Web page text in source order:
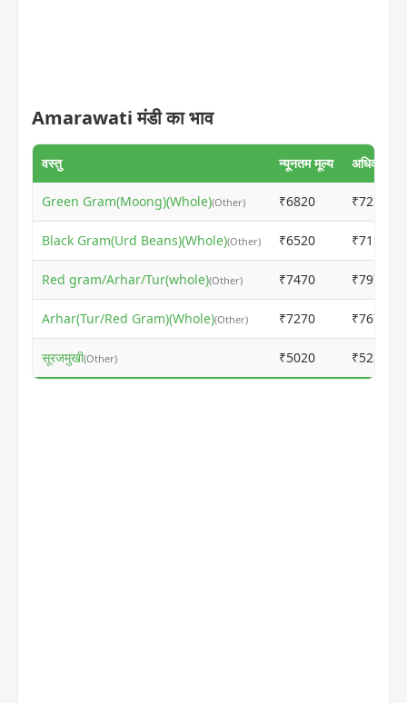
Amarawati मंडी का भाव
वस्तु न्यूनतम मूल्य अधिकतम
Green Gram(Moong)(Whole)(Other) ₹6820 ₹7250
Black Gram(Urd Beans)(Whole)(Other) ₹6520 ₹7150
Red gram/Arhar/Tur(whole)(Other) ₹7470 ₹7975
Arhar(Tur/Red Gram)(Whole)(Other) ₹7270 ₹7671
सूरजमुखी(Other) ₹5020 ₹5235